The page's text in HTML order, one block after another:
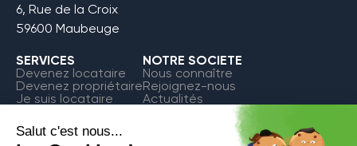
6, Rue de la Croix
59600 Maubeuge
SERVICES
Devenez locataire
Devenez propriétaire
Je suis locataire
NOTRE SOCIETE
Nous connaître
Rejoignez-nous
Actualités